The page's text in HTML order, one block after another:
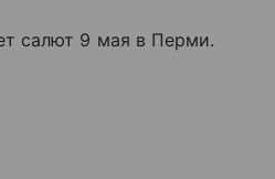
салют 9 мая в Перми.